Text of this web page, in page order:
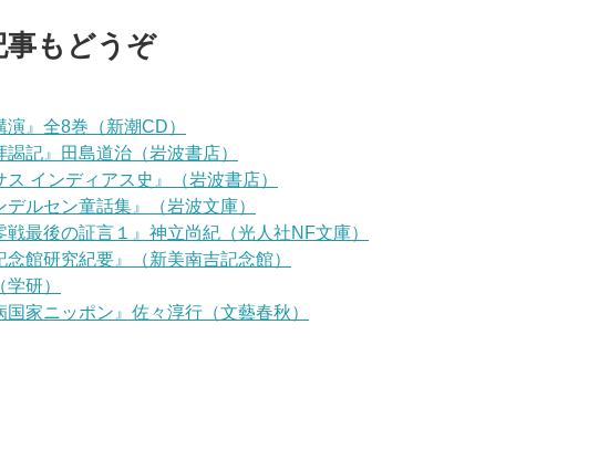
事もどうぞ
演』全8巻（新潮CD）
謁記』田島道治（岩波書店）
ス インディアス史』（岩波書店）
ルセン童話集』（岩波文庫）
最後の証言１』神立尚紀（光人社NF文庫）
念館研究紀要』（新美南吉記念館）
学研）
国家ニッポン』佐々淳行（文藝春秋）